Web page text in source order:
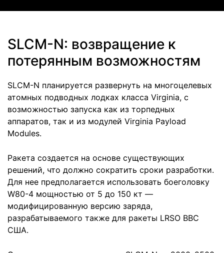
SLCM-N: возвращение к
потерянным возможностям
SLCM-N планируется развернуть на многоцелевых
атомных подводных лодках класса Virginia, с
возможностью запуска как из торпедных
аппаратов, так и из модулей Virginia Payload
Modules.
Ракета создается на основе существующих
решений, что должно сократить сроки разработки.
Для нее предполагается использовать боеголовку
W80-4 мощностью от 5 до 150 кт —
модифицированную версию заряда,
разрабатываемого также для ракеты LRSO ВВС
США.